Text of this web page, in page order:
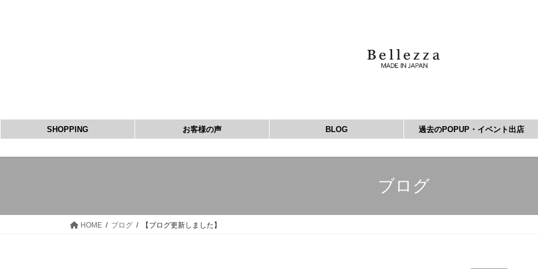
ッ
移
SHOPPING お客様の声 BLOG 過去のPOPUP・イベント出店
ブログ
HOME ブログ 【ブログ更新しました】